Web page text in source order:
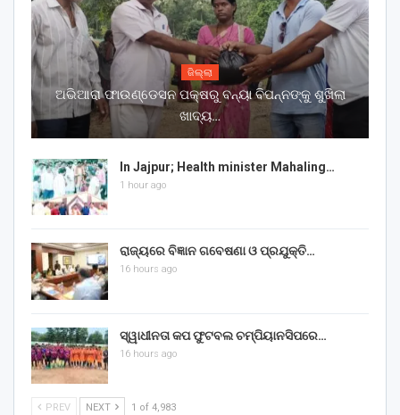
ଜିଲ୍ଲା
ଅଭିଆରା ଫାଉଣ୍ଡେସନ ପକ୍ଷରୁ ବନ୍ୟା ବିପନ୍ନଙ୍କୁ ଶୁଖିଲା
ଖାଦ୍ୟ…
In Jajpur; Health minister Mahaling…
1 hour ago
ରାଜ୍ୟରେ ବିଜ୍ଞାନ ଗବେଷଣା ଓ ପ୍ରଯୁକ୍ତି…
16 hours ago
ସ୍ୱାଧୀନତା କପ ଫୁଟବଲ ଚମ୍ପିୟାନସିପରେ…
16 hours ago
PREV NEXT 1 of 4,983